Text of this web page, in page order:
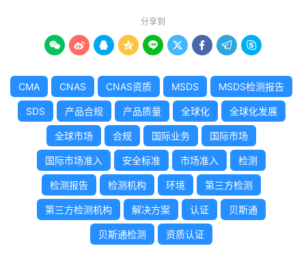
分享到
        
CMA CNAS CNAS资质 MSDS MSDS检测报告
SDS 产品合规 产品质量 全球化 全球化发展
全球市场 合规 国际业务 国际市场
国际市场准入 安全标准 市场准入 检测
检测报告 检测机构 环境 第三方检测
第三方检测机构 解决方案 认证 贝斯通
贝斯通检测 资质认证